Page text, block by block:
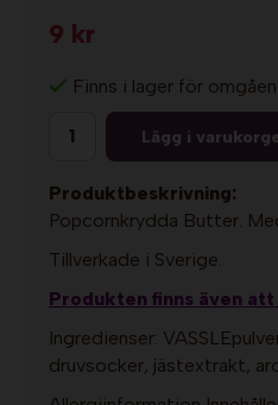
9 kr
Finns i lager för
Lägg i
Produktbeskrivning:
Popcornkrydda Butter.
Tillverkade i Sverige.
Produkten finns även
Ingredienser:
druvsocker, jästextrakt,